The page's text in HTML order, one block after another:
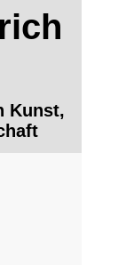
Kunst,